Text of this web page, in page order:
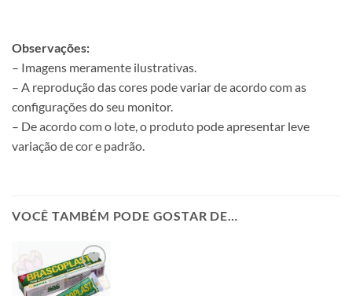
Observações:
– Imagens meramente ilustrativas.
– A reprodução das cores pode variar de acordo com as
configurações do seu monitor.
– De acordo com o lote, o produto pode apresentar leve
variação de cor e padrão.
VOCÊ TAMBÉM PODE GOSTAR DE…